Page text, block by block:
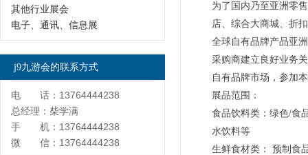
为了国内乃至亚洲零
店、综合大商城、折
全球自有品牌产品亚
采购商建立良好业务
自有品牌市场，参加
展品范围：
食品饮料类：绿色/食
水饮料等
生鲜食材类： 预制食
其他行业展会
电子、通讯、信息展
j9九游会的联系方式
电 话：13764444238
总经理：柴学满
手 机：13764444238
微 信：13764444238